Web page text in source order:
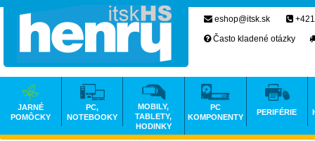
eshop@itsk.sk
Často kladené otázky
JARNÉ
POMÔCKY
PC,
NOTEBOOKY
MOBILY,
TABLETY,
HODINKY
PC
KOMPONENTY
PERIFÉRIE